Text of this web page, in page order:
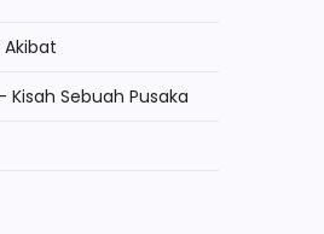
Kisah Sebuah Pusaka